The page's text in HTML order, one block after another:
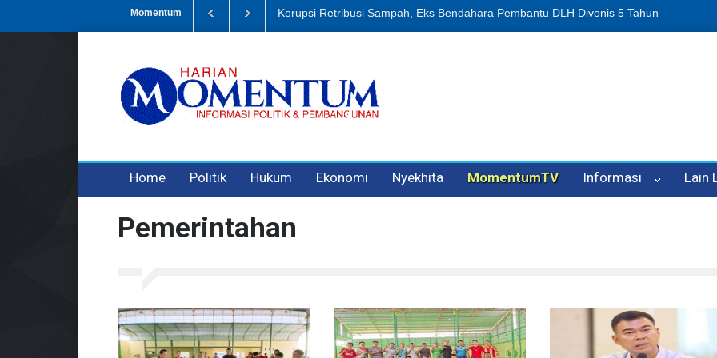
Momentum Dugaan Penipuan Oleh Oknum Kadis, Kuasa Hukum Pelapor Desak Polisi Tetapkan P-
Home Politik Hukum Ekonomi Nyekhita MomentumTV Informasi Lain
Pemerintahan